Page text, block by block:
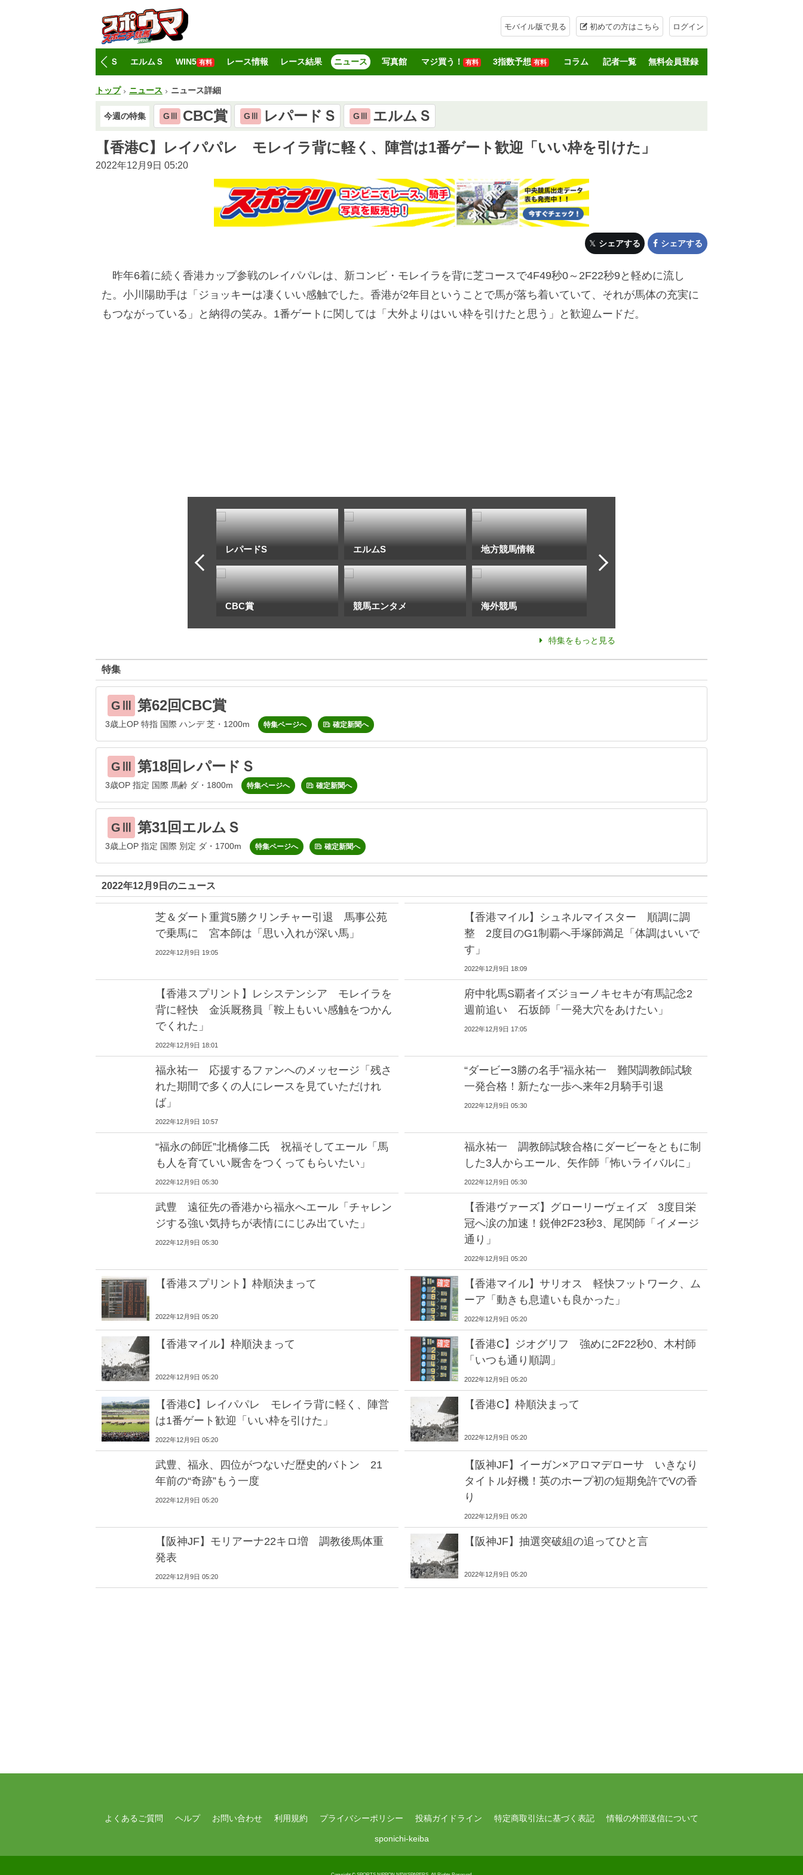
モバイル版で見る 初めての方はこちら ログイン
レパードＳ エルムＳ WIN5 有料 レース情報 レース結果 ニュース 写真館 マジ買う！ 有料 3指数予想 有料 コラム 記者一覧 無料会員登録
トップ ニュース ニュース詳細
今週の特集 GⅢ CBC賞 GⅢ レパードＳ GⅢ
エルムＳ
【香港C】レイパパレ モレイラ背に軽く、陣営は1番ゲート歓迎「いい枠を引けた」
2022年12月9日 05:20
シェアする シェアする
昨年6着に続く香港カップ参戦のレイパパレは、新コンビ・モレイラを背に芝コースで4F49秒0～2F22秒9と軽めに流し
た。小川陽助手は「ジョッキーは凄くいい感触でした。香港が2年目ということで馬が落ち着いていて、それが馬体の充実に
もつながっている」と納得の笑み。1番ゲートに関しては「大外よりはいい枠を引けたと思う」と歓迎ムードだ。
レパードS
CBC賞
エルムS
競馬エンタメ
地方競馬情報
海外競馬
特集をもっと見る
特集
GⅢ 第62回CBC賞
3歳上OP 特指 国際 ハンデ 芝・1200m 特集ページへ 確定新聞へ
GⅢ 第18回レパードＳ
3歳OP 指定 国際 馬齢 ダ・1800m 特集ページへ 確定新聞へ
GⅢ 第31回エルムＳ
3歳上OP 指定 国際 別定 ダ・1700m 特集ページへ 確定新聞へ
2022年12月9日のニュース
芝＆ダート重賞5勝クリンチャー引退 馬事公苑
で乗馬に 宮本師は「思い入れが深い馬」
2022年12月9日 19:05
【香港マイル】シュネルマイスター 順調に調
整 2度目のG1制覇へ手塚師満足「体調はいいで
す」
2022年12月9日 18:09
【香港スプリント】レシステンシア モレイラを
背に軽快 金浜厩務員「鞍上もいい感触をつかん
でくれた」
2022年12月9日 18:01
府中牝馬S覇者イズジョーノキセキが有馬記念2
週前追い 石坂師「一発大穴をあけたい」
2022年12月9日 17:05
福永祐一 応援するファンへのメッセージ「残さ
れた期間で多くの人にレースを見ていただけれ
ば」
2022年12月9日 10:57
“ダービー3勝の名手”福永祐一 難関調教師試験
一発合格！新たな一歩へ来年2月騎手引退
2022年12月9日 05:30
“福永の師匠”北橋修二氏 祝福そしてエール「馬
も人を育ていい厩舎をつくってもらいたい」
2022年12月9日 05:30
福永祐一 調教師試験合格にダービーをともに制
した3人からエール、矢作師「怖いライバルに」
2022年12月9日 05:30
武豊 遠征先の香港から福永へエール「チャレン
ジする強い気持ちが表情ににじみ出ていた」
2022年12月9日 05:30
【香港ヴァーズ】グローリーヴェイズ 3度目栄
冠へ涙の加速！鋭伸2F23秒3、尾関師「イメージ
通り」
2022年12月9日 05:20
【香港スプリント】枠順決まって
2022年12月9日 05:20
【香港マイル】サリオス 軽快フットワーク、ム
ーア「動きも息遣いも良かった」
2022年12月9日 05:20
【香港マイル】枠順決まって
2022年12月9日 05:20
【香港C】ジオグリフ 強めに2F22秒0、木村師
「いつも通り順調」
2022年12月9日 05:20
【香港C】レイパパレ モレイラ背に軽く、陣営
は1番ゲート歓迎「いい枠を引けた」
2022年12月9日 05:20
【香港C】枠順決まって
2022年12月9日 05:20
武豊、福永、四位がつないだ歴史的バトン 21
年前の“奇跡”もう一度
2022年12月9日 05:20
【阪神JF】イーガン×アロマデローサ いきなり
タイトル好機！英のホープ初の短期免許でVの香
り
2022年12月9日 05:20
【阪神JF】モリアーナ22キロ増 調教後馬体重
発表
2022年12月9日 05:20
【阪神JF】抽選突破組の追ってひと言
2022年12月9日 05:20
よくあるご質問 ヘルプ お問い合わせ 利用規約 プライバシーポリシー 投稿ガイドライン 特定商取引法に基づく表記 情報の外部送信について
sponichi-keiba